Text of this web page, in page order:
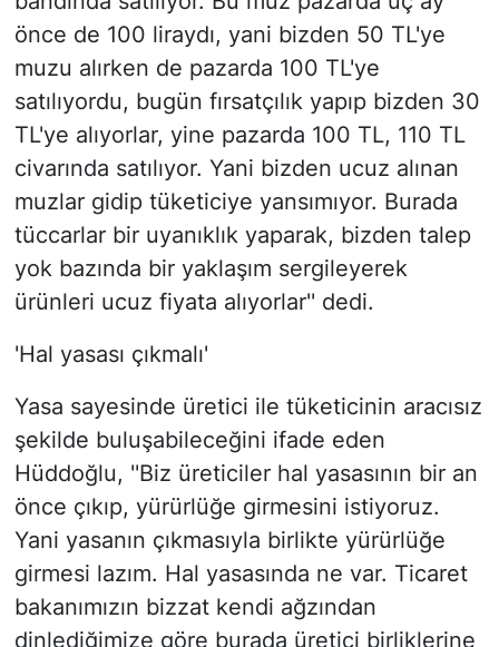
önce de 100 liraydı, yani bizden 50 TL'ye
muzu alırken de pazarda 100 TL'ye
satılıyordu, bugün fırsatçılık yapıp bizden 30
TL'ye alıyorlar, yine pazarda 100 TL, 110 TL
civarında satılıyor. Yani bizden ucuz alınan
muzlar gidip tüketiciye yansımıyor. Burada
tüccarlar bir uyanıklık yaparak, bizden talep
yok bazında bir yaklaşım sergileyerek
ürünleri ucuz fiyata alıyorlar'' dedi.
'Hal yasası çıkmalı'
Yasa sayesinde üretici ile tüketicinin aracısız
şekilde buluşabileceğini ifade eden
Hüddoğlu, ''Biz üreticiler hal yasasının bir an
önce çıkıp, yürürlüğe girmesini istiyoruz.
Yani yasanın çıkmasıyla birlikte yürürlüğe
girmesi lazım. Hal yasasında ne var. Ticaret
bakanımızın bizzat kendi ağzından
dinlediğimize göre burada üretici birliklerine